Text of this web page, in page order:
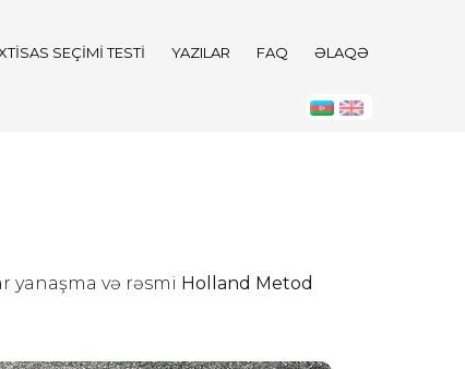
SEÇIMI TESTI YAZILAR FAQ ƏLAQƏ
yanaşma və rəsmi Holland Metod